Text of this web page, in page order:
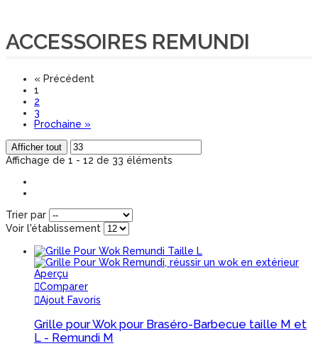
ACCESSOIRES REMUNDI
« Précédent
1
2
3
Prochaine »
Afficher tout
Affichage de 1 - 12 de 33 éléments
Trier par
Voir l'établissement
Aperçu
Comparer
Ajout Favoris
Grille pour Wok pour Braséro-Barbecue taille M et
L - Remundi M